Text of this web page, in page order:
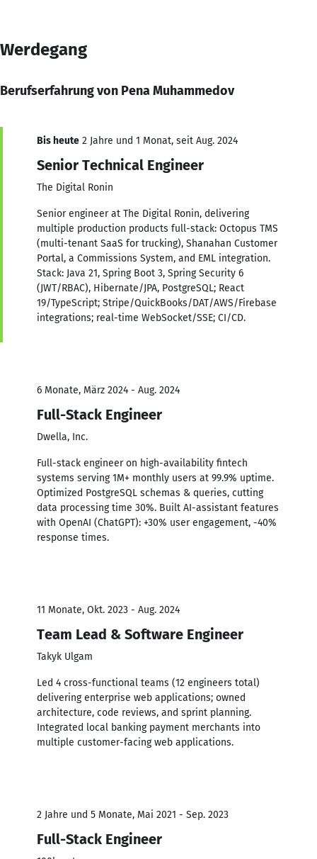
Werdegang
Berufserfahrung von Pena Muhammedov
Bis heute 2 Jahre und 1 Monat, seit Aug. 2024
Senior Technical Engineer
The Digital Ronin
Senior engineer at The Digital Ronin, delivering
multiple production products full-stack: Octopus TMS
(multi-tenant SaaS for trucking), Shanahan Customer
Portal, a Commissions System, and EML integration.
Stack: Java 21, Spring Boot 3, Spring Security 6
(JWT/RBAC), Hibernate/JPA, PostgreSQL; React
19/TypeScript; Stripe/QuickBooks/DAT/AWS/Firebase
integrations; real-time WebSocket/SSE; CI/CD.
6 Monate, März 2024 - Aug. 2024
Full-Stack Engineer
Dwella, Inc.
Full-stack engineer on high-availability fintech
systems serving 1M+ monthly users at 99.9% uptime.
Optimized PostgreSQL schemas & queries, cutting
data processing time 30%. Built AI-assistant features
with OpenAI (ChatGPT): +30% user engagement, -40%
response times.
11 Monate, Okt. 2023 - Aug. 2024
Team Lead & Software Engineer
Takyk Ulgam
Led 4 cross-functional teams (12 engineers total)
delivering enterprise web applications; owned
architecture, code reviews, and sprint planning.
Integrated local banking payment merchants into
multiple customer-facing web applications.
2 Jahre und 5 Monate, Mai 2021 - Sep. 2023
Full-Stack Engineer